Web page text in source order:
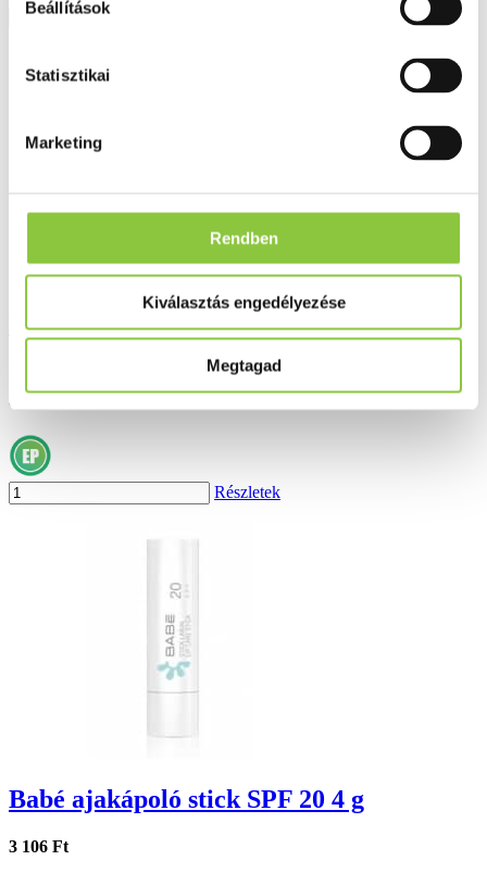
Beállítások
Statisztikai
Marketing
Rendben
Kiválasztás engedélyezése
Megtagad
Babé hidratáló testápoló babáknak és
gyermekeknek 500 ml
8 719 Ft
Részletek
Babé ajakápoló stick SPF 20 4 g
3 106 Ft